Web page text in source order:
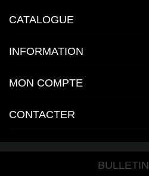
CATALOGUE
INFORMATION
MON COMPTE
CONTACTER
BULLETIN